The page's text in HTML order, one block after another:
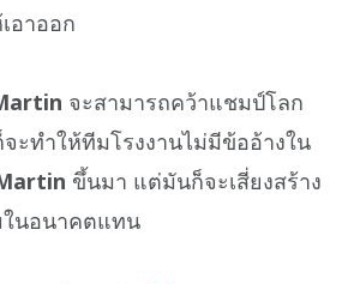
อาออก
จะสามารถคว้าแชมป์โลก
ะทำให้ทีมโรงงานไม่มีข้ออ้างใน
ขึ้นมา แต่มันก็จะเสี่ยงสร้าง
ในอนาคตแทน